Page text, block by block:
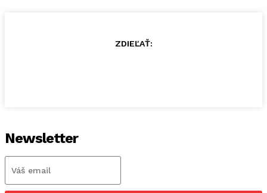
ZDIEĽAŤ:
Newsletter